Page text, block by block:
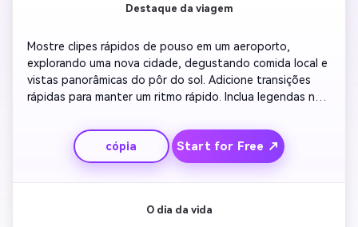
Destaque da viagem
Mostre clipes rápidos de pouso em um aeroporto,
explorando uma nova cidade, degustando comida local e
vistas panorâmicas do pôr do sol. Adicione transições
rápidas para manter um ritmo rápido. Inclua legendas na
fundo otimista que combina com cada humor. Termine
com uma foto em loop de você sorrindo para a câmera
enquanto o horizonte da cidade desaparece.
cópia Start for Free ↗
O dia da vida